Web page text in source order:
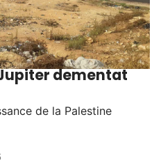
dementat
de la Palestine